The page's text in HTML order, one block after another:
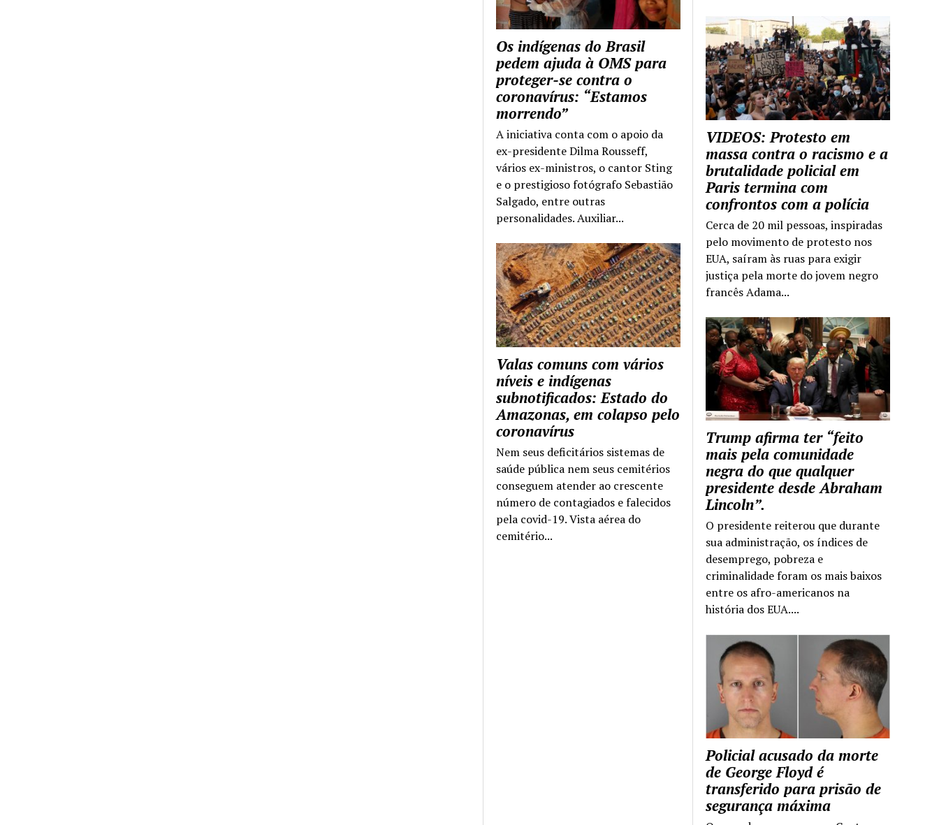
VIDEOS: Protesto em
massa contra o racismo e a
brutalidade policial em
Paris termina com
confrontos com a polícia
Cerca de 20 mil pessoas, inspiradas
pelo movimento de protesto nos
EUA, saíram às ruas para exigir
justiça pela morte do jovem negro
francês Adama...
Trump afirma ter “feito
mais pela comunidade
negra do que qualquer
presidente desde Abraham
Lincoln”.
O presidente reiterou que durante
sua administração, os índices de
desemprego, pobreza e
criminalidade foram os mais baixos
entre os afro-americanos na
história dos EUA....
Policial acusado da morte
de George Floyd é
transferido para prisão de
segurança máxima
Os indígenas do Brasil
pedem ajuda à OMS para
proteger-se contra o
coronavírus: “Estamos
morrendo”
A iniciativa conta com o apoio da
ex-presidente Dilma Rousseff,
vários ex-ministros, o cantor Sting
e o prestigioso fotógrafo Sebastião
Salgado, entre outras
personalidades. Auxiliar...
Valas comuns com vários
níveis e indígenas
subnotificados: Estado do
Amazonas, em colapso pelo
coronavírus
Nem seus deficitários sistemas de
saúde pública nem seus cemitérios
conseguem atender ao crescente
número de contagiados e falecidos
pela covid-19. Vista aérea do
cemitério...